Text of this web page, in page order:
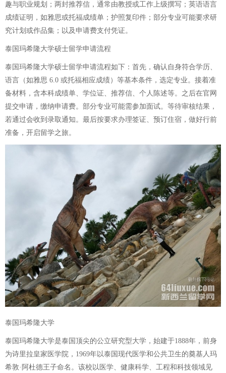
趣与职业规划；两封推荐信，通常由教授或工作上级撰写；英语语言
成绩证明，如雅思或托福成绩单；护照复印件；部分专业可能要求研
究计划或作品集；以及申请费支付凭证。
泰国玛希隆大学硕士留学申请流程
泰国玛希隆大学硕士留学申请流程如下：首先，确认自身符合学历、
语言（如雅思 6.0 或托福相应成绩）等基本条件，选定专业。接着准
备材料，含本科成绩单、学位证、推荐信、个人陈述等。之后在官网
提交申请，缴纳申请费。部分专业可能需参加面试。等待审核结果，
若通过会收到录取通知。最后按要求办理签证、预订住宿，做好行前
准备，开启留学之旅。
泰国玛希隆大学
泰国玛希隆大学是泰国顶尖的公立研究型大学，始建于1888年，前身
为诗里拉皇家医学院，1969年以泰国现代医学和公共卫生的奠基人玛
希敦·阿杜德王子命名。该校以医学、健康科学、工程和科技领域见